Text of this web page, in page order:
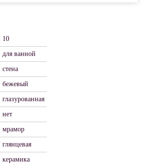
10
для ванной
стена
бежевый
глазурованная
нет
мрамор
глянцевая
керамика